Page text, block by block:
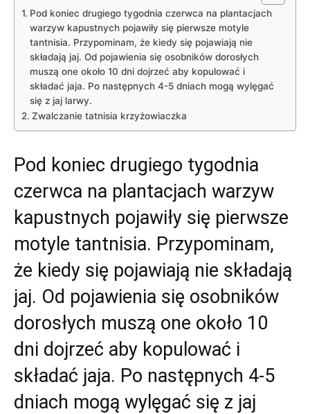
Pod koniec drugiego tygodnia czerwca na plantacjach
warzyw kapustnych pojawiły się pierwsze motyle
tantnisia. Przypominam, że kiedy się pojawiają nie
składają jaj. Od pojawienia się osobników dorosłych
muszą one około 10 dni dojrzeć aby kopulować i
składać jaja. Po następnych 4-5 dniach mogą wylęgać
się z jaj larwy.
Zwalczanie tatnisia krzyżowiaczka
Pod koniec drugiego tygodnia
czerwca na plantacjach warzyw
kapustnych pojawiły się pierwsze
motyle tantnisia. Przypominam,
że kiedy się pojawiają nie składają
jaj. Od pojawienia się osobników
dorosłych muszą one około 10
dni dojrzeć aby kopulować i
składać jaja. Po następnych 4-5
dniach mogą wylęgać się z jaj